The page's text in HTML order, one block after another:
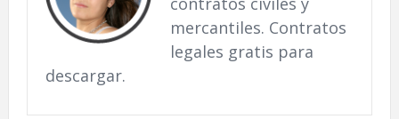
mercantiles. Contratos
legales gratis para
descargar.